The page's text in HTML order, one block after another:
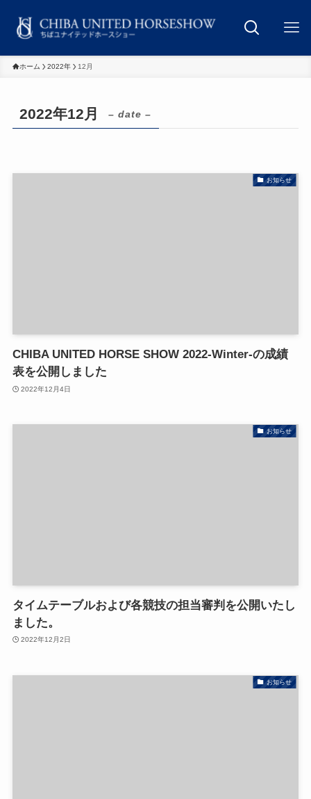
ホーム 2022年 12月
2022年12月 – date –
お知らせ
CHIBA UNITED HORSE SHOW 2022-Winter-の成績
表を公開しました
2022年12月4日
お知らせ
タイムテーブルおよび各競技の担当審判を公開いたし
ました。
2022年12月2日
お知らせ